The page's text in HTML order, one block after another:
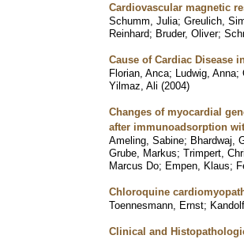
Cardiovascular magnetic
Schumm, Julia; Greulich,
Reinhard; Bruder, Oliver;
Cause of Cardiac Disease
Florian, Anca; Ludwig, Anna;
Yilmaz, Ali (2004)
Changes of myocardial
after immunoadsorption
Ameling, Sabine; Bhardwaj,
Grube, Markus; Trimpert,
Marcus Do; Empen, Klaus;
Chloroquine
Toennesmann, Ernst;
Clinical and